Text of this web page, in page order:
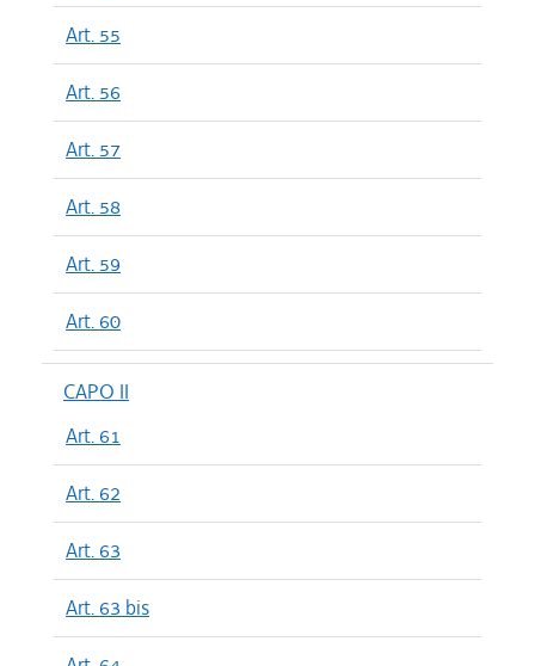
Art. 55
Art. 56
Art. 57
Art. 58
Art. 59
Art. 60
CAPO II
Art. 61
Art. 62
Art. 63
Art. 63 bis